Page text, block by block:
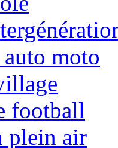
moto
football
plein air